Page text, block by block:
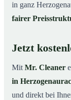
in ganz
fairer
Jetzt
Mit Mr. Cleaner
in
und direkt bei